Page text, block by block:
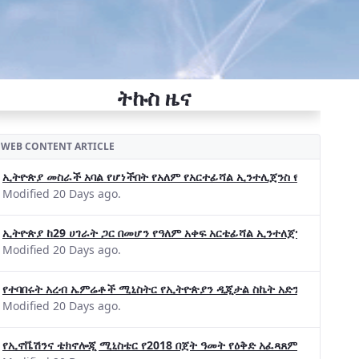
ትኩስ ዜና
WEB CONTENT ARTICLE
ኢትዮጵያ መስራች አባል የሆነችበት የአለም የአርተፊሻል ኢንተሊጀንስ የትብብር
Modified 20 Days ago.
ኢትዮጵያ ከ29 ሀገራት ጋር በመሆን የዓለም አቀፍ አርቴፊሻል ኢንተለጀንስ ትብብር
Modified 20 Days ago.
የተባበሩት አረብ ኤምሬቶች ሚኒስትር የኢትዮጵያን ዲጂታል ስኬት አድንቀዋል
Modified 20 Days ago.
የኢኖቬሽንና ቴክኖሎጂ ሚኒስቴር የ2018 በጀት ዓመት የዕቅድ አፈጻጸምና የቀጣይ